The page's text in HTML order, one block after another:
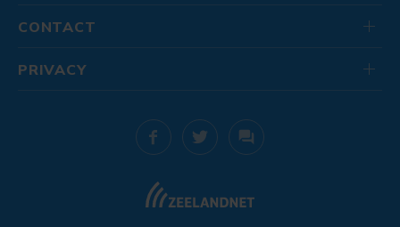
CONTACT
PRIVACY